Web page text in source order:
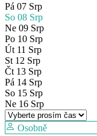
Pá 07 Srp
So 08 Srp
Ne 09 Srp
Po 10 Srp
Út 11 Srp
St 12 Srp
Čt 13 Srp
Pá 14 Srp
So 15 Srp
Ne 16 Srp
Osobně